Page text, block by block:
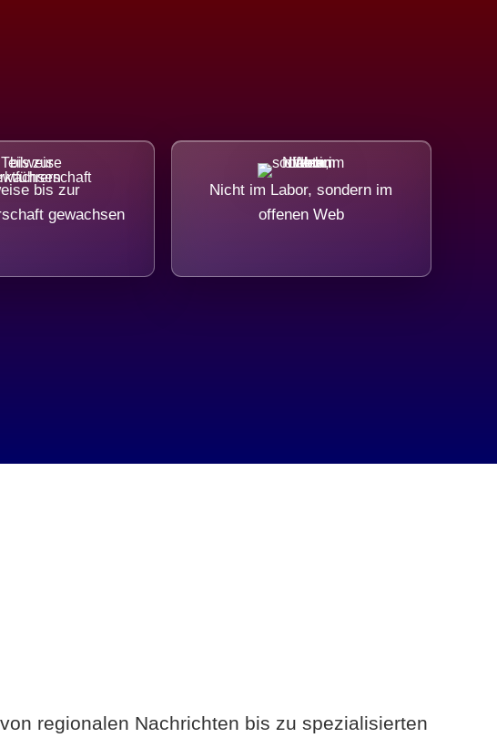
bis zur
gewachsen
Nicht im Labor, sondern im
offenen Web
regionalen Nachrichten bis zu spezialisierten